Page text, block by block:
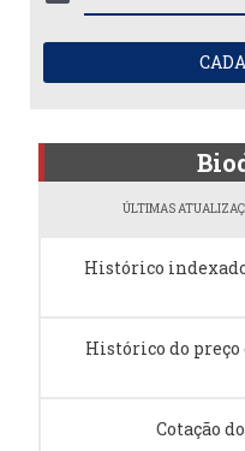
ÚLTIMAS
Histórico
Histórico do preço
Cotação